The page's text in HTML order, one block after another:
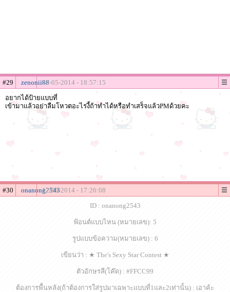
#29 zenonii8825-05-2014 - 18:57:15
อยากได้ป้ายแบบที่
เข้ามาแล้วอย่าลืมโหวตอะไรงี้ถ้าทำได้หรือทำเสร็จแล้วPMด้วยคะ
#30 onanong254312-06-2014 - 17:26:08
ID : onanong2543
ฟ้อนต์แบบไหน (หมายเลข): 5
รูปแบบข้อความ(หมายเลข) : 6
เขียนว่า : ★ The's Sexy Star Contest ★
ตัวอักษรสี(โค๊ด) : #FFCC99
ต้องการพื้นหลัง(ถ้าต้องการใส่รูปมาเฉพาะแบบที่1และ2เท่านั้น) : เอาค้ะ